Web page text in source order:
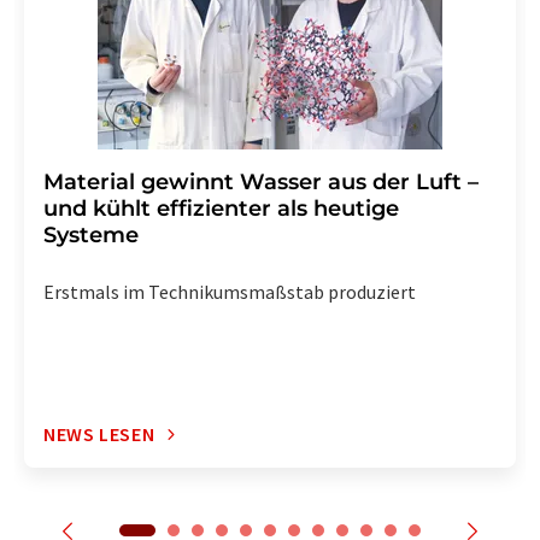
enthalten.
Material gewinnt Wasser aus der Luft –
und kühlt effizienter als heutige
Systeme
Erstmals im Technikumsmaßstab produziert
NEWS LESEN